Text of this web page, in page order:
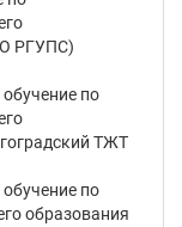
РГУПС)
по
ТЖТ
по
образования